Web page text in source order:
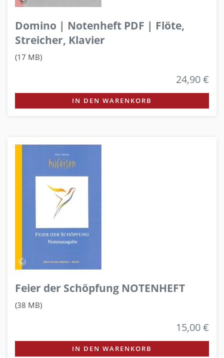
Domino | Notenheft PDF | Flöte,
Streicher, Klavier
(17 MB)
24,90 €
IN DEN WARENKORB
Feier der Schöpfung NOTENHEFT
(38 MB)
15,00 €
IN DEN WARENKORB